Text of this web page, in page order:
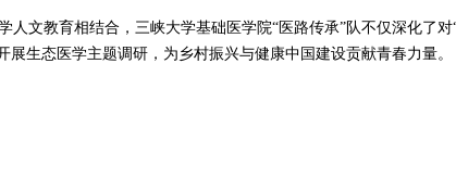
文教育相结合，三峡大学基础医学院“医路传承”队不仅深化了
生态医学主题调研，为乡村振兴与健康中国建设贡献青春力量。